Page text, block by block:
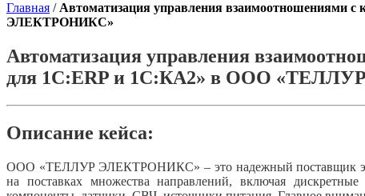
Главная / Автоматизация управления
ЭЛЕКТРОНИКС»
Автоматизация управления
для 1С:ERP и 1С:КА2» в ООО
Описание кейса:
ООО «ТЕЛЛУР ЭЛЕКТРОНИКС» – это надежный поставщик
на поставках множества направлений, включая